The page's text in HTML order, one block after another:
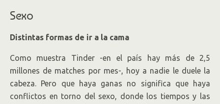
Sexo
Distintas formas de ir a la cama
Como muestra Tinder -en el país hay más de 2,5
millones de matches por mes-, hoy a nadie le duele la
cabeza. Pero que haya ganas no significa que haya
conflictos en torno del sexo, donde los tiempos y las